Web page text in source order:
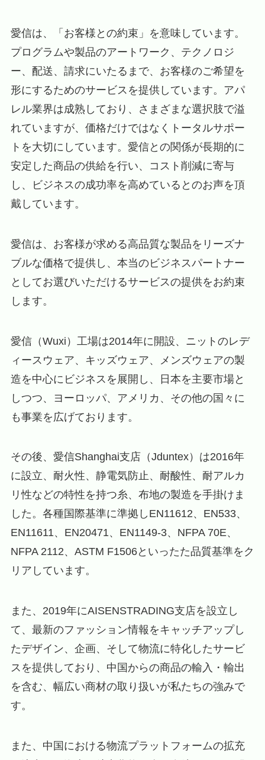
愛信は、「お客様との約束」を意味しています。
プログラムや製品のアートワーク、テクノロジ
ー、配送、請求にいたるまで、お客様のご希望を
形にするためのサービスを提供しています。アパ
レル業界は成熟しており、さまざまな選択肢で溢
れていますが、価格だけではなくトータルサポー
トを大切にしています。愛信との関係が長期的に
安定した商品の供給を行い、コスト削減に寄与
し、ビジネスの成功率を高めているとのお声を頂
戴しています。
愛信は、お客様が求める高品質な製品をリーズナ
ブルな価格で提供し、本当のビジネスパートナー
としてお選びいただけるサービスの提供をお約束
します。
愛信（Wuxi）工場は2014年に開設、ニットのレデ
ィースウェア、キッズウェア、メンズウェアの製
造を中心にビジネスを展開し、日本を主要市場と
しつつ、ヨーロッパ、アメリカ、その他の国々に
も事業を広げております。
その後、愛信Shanghai支店（Jduntex）は2016年
に設立、耐火性、静電気防止、耐酸性、耐アルカ
リ性などの特性を持つ糸、布地の製造を手掛けま
した。各種国際基準に準拠しEN11612、EN533、
EN11611、EN20471、EN1149-3、NFPA 70E、
NFPA 2112、ASTM F1506といったた品質基準をク
リアしています。
また、2019年にAISENSTRADING支店を設立し
て、最新のファッション情報をキャッチアップし
たデザイン、企画、そして物流に特化したサービ
スを提供しており、中国からの商品の輸入・輸出
を含む、幅広い商材の取り扱いが私たちの強みで
す。
また、中国における物流プラットフォームの拡充